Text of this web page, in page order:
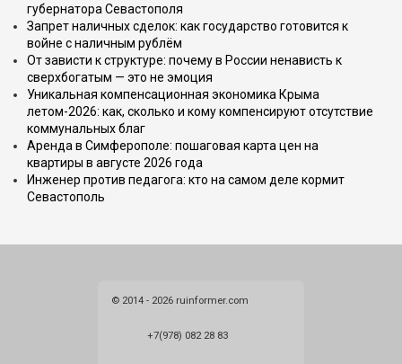
губернатора Севастополя
Запрет наличных сделок: как государство готовится к
войне с наличным рублём
От зависти к структуре: почему в России ненависть к
сверхбогатым — это не эмоция
Уникальная компенсационная экономика Крыма
летом-2026: как, сколько и кому компенсируют отсутствие
коммунальных благ
Аренда в Симферополе: пошаговая карта цен на
квартиры в августе 2026 года
Инженер против педагога: кто на самом деле кормит
Севастополь
© 2014 - 2026 ruinformer.com
+7(978) 082 28 83